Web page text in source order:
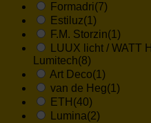
Formadri(7)
Estiluz(1)
F.M. Storzin(1)
LUUX licht / WATT
Lumitech(8)
Art Deco(1)
van de Heg(1)
ETH (40)
Lumina(2)